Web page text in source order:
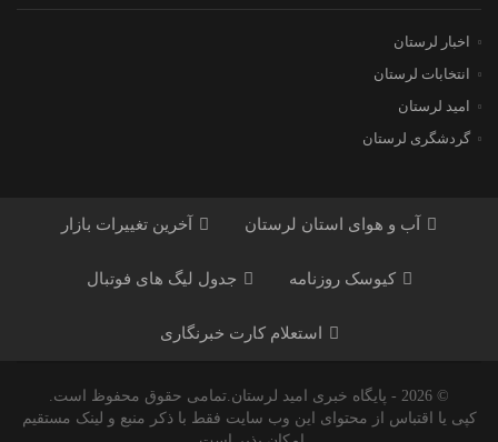
اخبار لرستان
انتخابات لرستان
امید لرستان
گردشگری لرستان
آب و هوای استان لرستان آخرین تغییرات بازار
کیوسک روزنامه جدول لیگ های فوتبال
استعلام کارت خبرنگاری
© 2026 - پایگاه خبری اميد لرستان.تمامی حقوق محفوظ است.
کپی یا اقتباس از محتوای این وب سایت فقط با ذکر منبع و لینک مستقیم